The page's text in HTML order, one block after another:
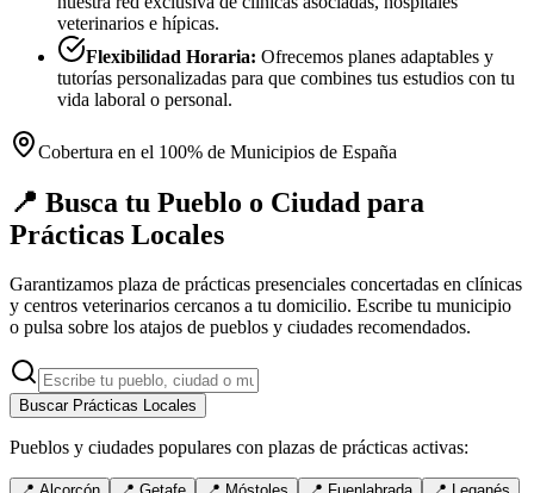
veterinarios e hípicas.
Flexibilidad Horaria: Ofrecemos planes adaptables y
tutorías personalizadas para que combines tus estudios con tu
vida laboral o personal.
Cobertura en el 100% de Municipios de España
📍 Busca tu Pueblo o Ciudad para
Prácticas Locales
Garantizamos plaza de prácticas presenciales concertadas en clínicas
y centros veterinarios cercanos a tu domicilio. Escribe tu municipio
o pulsa sobre los atajos de pueblos y ciudades recomendados.
Buscar Prácticas Locales
Pueblos y ciudades populares con plazas de prácticas activas: